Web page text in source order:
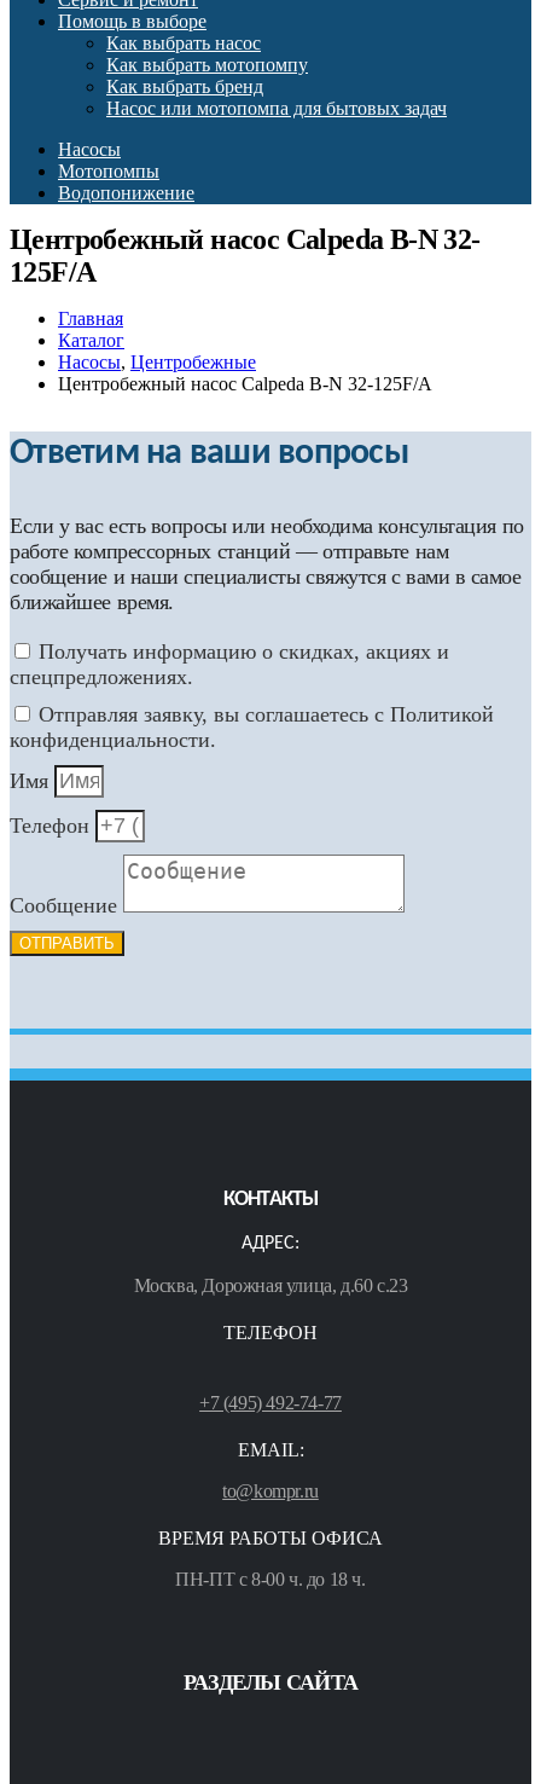
Помощь в выборе
Как выбрать насос
Как выбрать мотопомпу
Как выбрать бренд
Насос или мотопомпа для бытовых задач
Насосы
Мотопомпы
Водопонижение
Центробежный насос Calpeda B-N 32-
125F/A
Главная
Каталог
Насосы, Центробежные
Центробежный насос Calpeda B-N 32-125F/A
Ответим на ваши вопросы
Если у вас есть вопросы или необходима консультация по
работе компрессорных станций — отправьте нам
сообщение и наши специалисты свяжутся с вами в самое
ближайшее время.
Получать информацию о скидках, акциях и
спецпредложениях.
Отправляя заявку, вы соглашаетесь с Политикой
конфиденциальности.
Имя
Телефон
Сообщение
ОТПРАВИТЬ
КОНТАКТЫ
АДРЕС:
Москва, Дорожная улица, д.60 с.23
ТЕЛЕФОН
+7 (495) 492-74-77
EMAIL:
to@kompr.ru
ВРЕМЯ РАБОТЫ ОФИСА
ПН-ПТ с 8-00 ч. до 18 ч.
РАЗДЕЛЫ САЙТА